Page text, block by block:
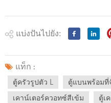
แบ่งปันไปยัง:
แท็ก :
ตู้ครัวรูปตัว L
ตู้แบนพร้อมที่
เคาน์เตอร์ควอทซ์สีเข้ม
ตู้เ